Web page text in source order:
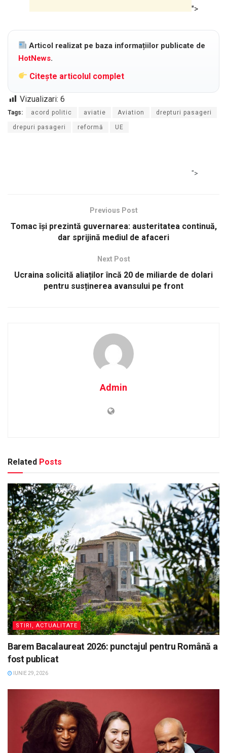
">
Articol realizat pe baza informațiilor publicate de
HotNews.
Citește articolul complet
Vizualizari: 6
Tags: acord politic aviatie Aviation drepturi pasageri
drepuri pasageri reformă UE
">
Previous Post
Tomac își prezintă guvernarea: austeritatea continuă,
dar sprijină mediul de afaceri
Next Post
Ucraina solicită aliaților încă 20 de miliarde de dolari
pentru susținerea avansului pe front
Admin
Related Posts
STIRI, ACTUALITATE
Barem Bacalaureat 2026: punctajul pentru Română a
fost publicat
IUNIE 29, 2026